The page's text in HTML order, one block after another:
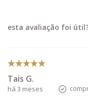
esta avaliação foi
Tais G.
há 3 meses